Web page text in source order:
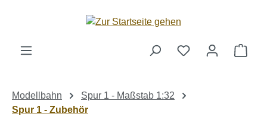
Zum Hauptinhalt springen
Modellbahn
Spur 1 - Maßstab 1:32
Spur 1 - Zubehör